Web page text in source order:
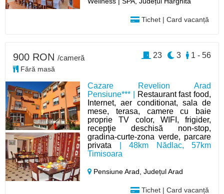
Tichet | Card vacanță
Cazare Revelion Arad
Pensiune*** |
Restaurant fast food,
Internet, aer conditionat, sala de
mese, terasa, camere cu baie
proprie TV color, WIFI, frigider,
recepţie deschisă non-stop,
gradina-curte-zona verde, parcare
privata | 48km Nădlac, 57km
Timisoara
Pensiune Arad,Județul Arad
Tichet | Card vacanță
900 RON /cameră
Fără masă
1 - 56
3
23